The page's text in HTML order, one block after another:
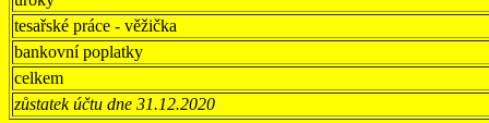
tesařské práce - věžička
bankovní poplatky
celkem
zůstatek účtu dne 31.12.2020